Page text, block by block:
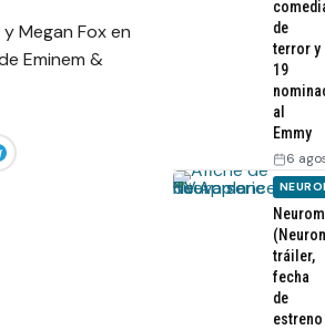
de
terror y
19
al
Emmy
6
tráiler,
fecha
de
estreno